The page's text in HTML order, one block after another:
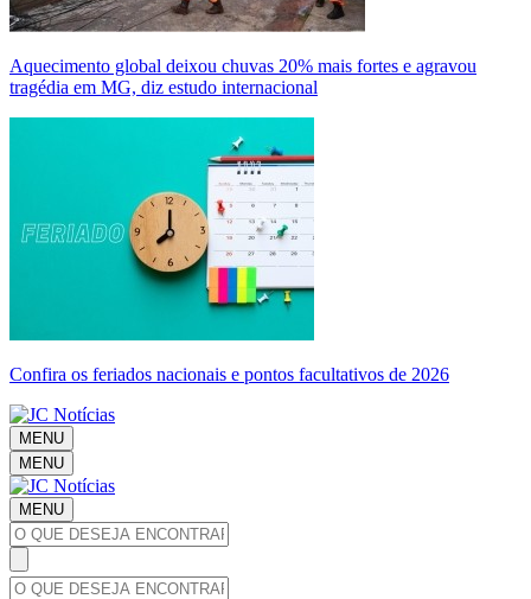
Aquecimento global deixou chuvas 20% mais fortes e agravou
tragédia em MG, diz estudo internacional
Confira os feriados nacionais e pontos facultativos de 2026
MENU
MENU
MENU